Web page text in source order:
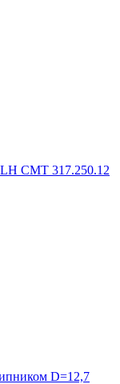
CMT 317.250.12
D=12,7